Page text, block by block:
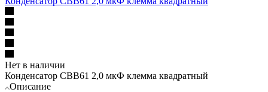
Нет в наличии
Конденсатор СВВ61 2,0 мкФ клемма квадратный
Описание